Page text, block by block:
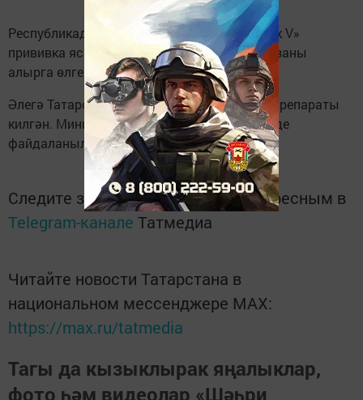
Республикада барлыгы 5 906 кеше «Спутник V»
прививка ясаткан, шуның 1289 ы икенче дозаны
алырга өлгергән.
Әлегә Татарстанга барлыгы 13,4 мең доза препараты
килгән. Министрлыкта аларның 43,9% ы инде
файдаланылуын билгеләп үттеләр.
Следите за самым важным и интересным в
Telegram-канале Татмедиа
Читайте новости Татарстана в
национальном мессенджере MАХ:
https://max.ru/tatmedia
Тагы да кызыклырак яңалыклар,
фото һәм видеолар «Шәһри